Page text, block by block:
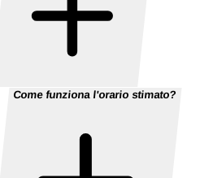
Come funziona l'orario stimato?